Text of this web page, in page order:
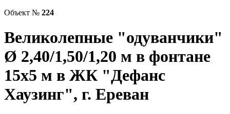
Объект № 224
Великолепные "одуванчики"
Ø 2,40/1,50/1,20 м в фонтане
15х5 м в ЖК "Дефанс
Хаузинг", г. Ереван